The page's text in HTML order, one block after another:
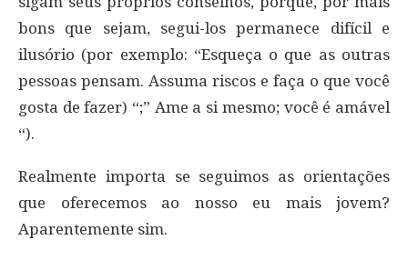
bons que sejam, segui-los permanece difícil e
ilusório (por exemplo: “Esqueça o que as outras
pessoas pensam. Assuma riscos e faça o que você
gosta de fazer) “;” Ame a si mesmo; você é amável
“).
Realmente importa se seguimos as orientações
que oferecemos ao nosso eu mais jovem?
Aparentemente sim.